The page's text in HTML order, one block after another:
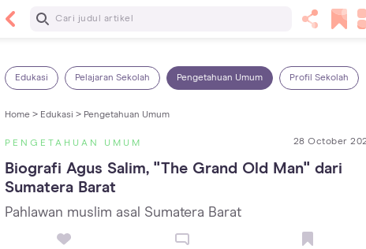
Baca Selanjutnya
Edukasi Pelajaran Sekolah Pengetahuan Umum Profil Sekolah
Home > Edukasi > Pengetahuan Umum
PENGETAHUAN UMUM 28 October
Biografi Agus Salim, "The Grand Old Man" dari
Sumatera Barat
Pahlawan muslim asal Sumatera Barat